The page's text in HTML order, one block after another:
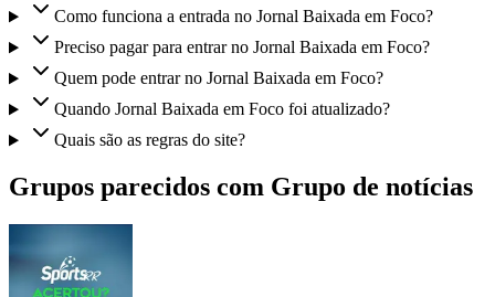
Como funciona a entrada no Jornal Baixada em Foco?
Preciso pagar para entrar no Jornal Baixada em Foco?
Quem pode entrar no Jornal Baixada em Foco?
Quando Jornal Baixada em Foco foi atualizado?
Quais são as regras do site?
Grupos parecidos com Grupo de notícias